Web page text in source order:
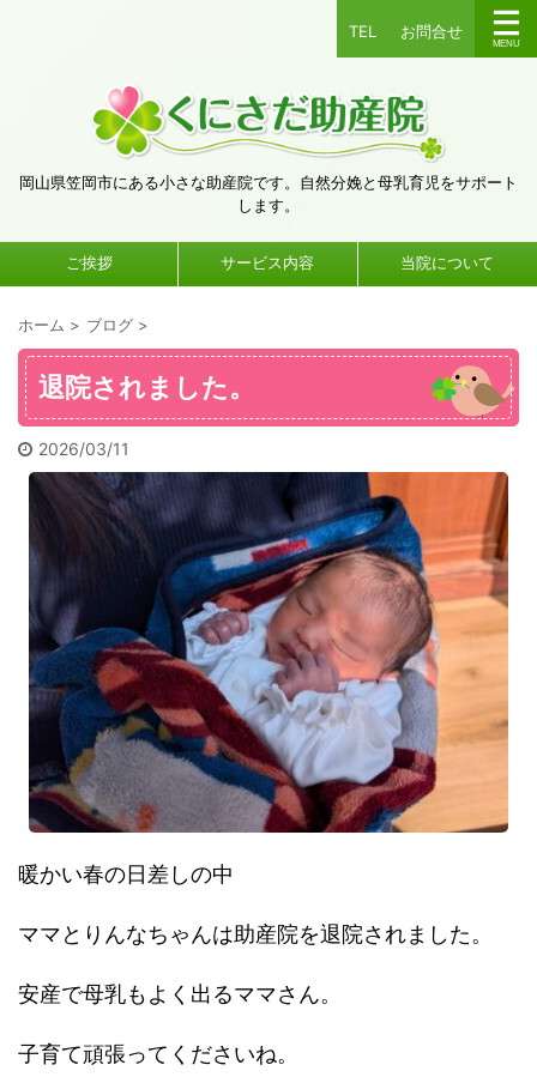
TEL お問合せ
岡山県笠岡市にある小さな助産院です。自然分娩と母乳育児をサポート
します。
ご挨拶 サービス内容 当院について
ホーム > ブログ >
退院されました。
2026/03/11
暖かい春の日差しの中
ママとりんなちゃんは助産院を退院されました。
安産で母乳もよく出るママさん。
子育て頑張ってくださいね。